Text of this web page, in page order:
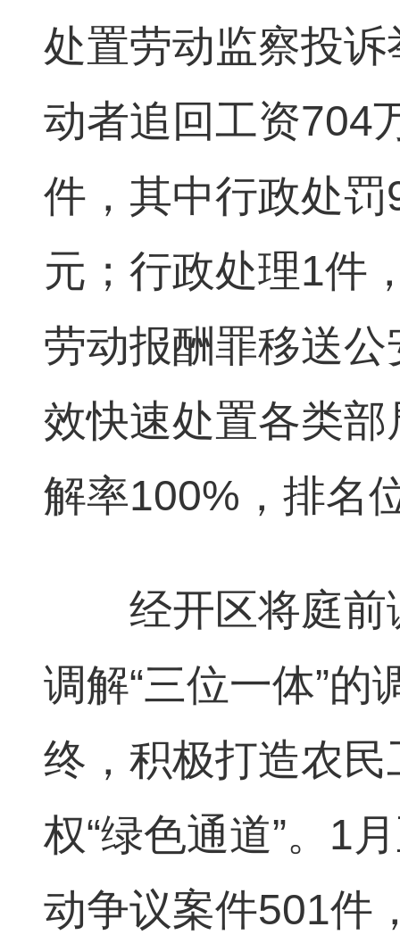
处置劳动监察投
动者追回工资704
件，其中行政处
元；行政处理1件
劳动报酬罪移送
效快速处置各类
解率100%，排名
经开区将庭前
调解“三位一体”的
终，积极打造农
权“绿色通道”。1
动争议案件501件